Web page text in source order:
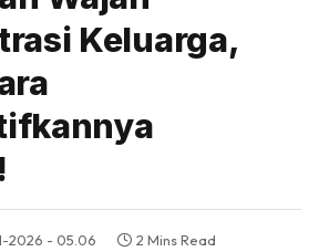
Keluarga,
2026 - 05.06
2 Mins Read